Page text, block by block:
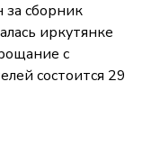
сборник
иркутянке
с
состоится 29